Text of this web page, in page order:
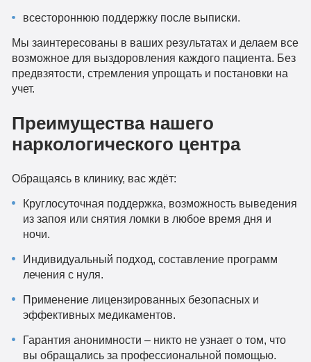
всестороннюю поддержку после выписки.
Мы заинтересованы в ваших результатах и делаем все
возможное для выздоровления каждого пациента. Без
предвзятости, стремления упрощать и постановки на
учет.
Преимущества нашего
наркологического центра
Обращаясь в клинику, вас ждёт:
Круглосуточная поддержка, возможность выведения
из запоя или снятия ломки в любое время дня и
ночи.
Индивидуальный подход, составление программ
лечения с нуля.
Применение лицензированных безопасных и
эффективных медикаментов.
Гарантия анонимности – никто не узнает о том, что
вы обращались за профессиональной помощью.